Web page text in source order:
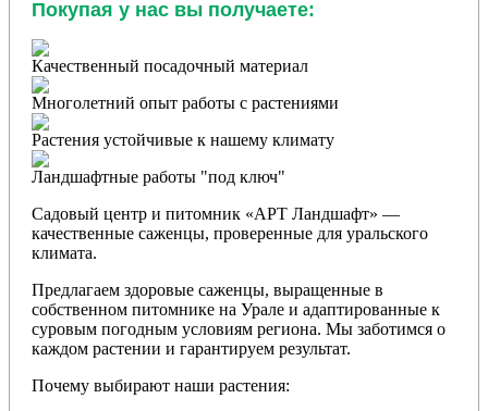
Покупая у нас вы получаете:
Качественный посадочный материал
Многолетний опыт работы с растениями
Растения устойчивые к нашему климату
Ландшафтные работы "под ключ"
Садовый центр и питомник «АРТ Ландшафт» —
качественные саженцы, проверенные для уральского
климата.
Предлагаем здоровые саженцы, выращенные в
собственном питомнике на Урале и адаптированные к
суровым погодным условиям региона. Мы заботимся о
каждом растении и гарантируем результат.
Почему выбирают наши растения: